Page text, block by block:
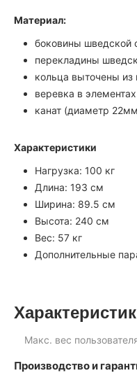
Материал:
боковины шведской
перекладины
кольца выточены из
веревка в
канат (диаметр
Характеристики
Нагрузка: 100 кг
Длина: 193 см
Ширина: 89.5 см
Высота: 240 см
Вес: 57 кг
Дополнительные
Макс. вес
Производство и